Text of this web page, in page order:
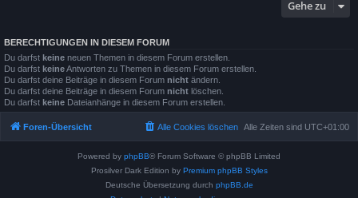
Gehe zu
BERECHTIGUNGEN IN DIESEM FORUM
Du darfst keine neuen Themen in diesem Forum erstellen.
Du darfst keineAntworten zu Themen in diesem Forum erstellen.
Du darfst deine Beiträge in diesem Forum nicht ändern.
Du darfst deine Beiträge in diesem Forum nicht löschen.
Du darfst keine Dateianhänge in diesem Forum erstellen.
Foren-Übersicht Alle Zeiten sind UTC+01:00
Alle Cookies löschen
Powered by phpBB® Forum Software © phpBB Limited
Prosilver Dark Edition by Premium phpBB Styles
Deutsche Übersetzung durch phpBB.de